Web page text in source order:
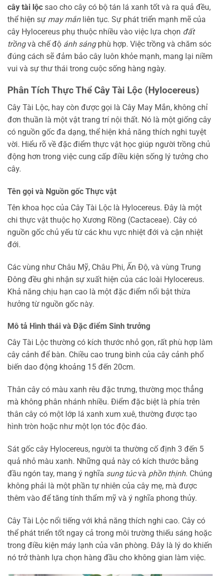
cây tài lộc sao cho cây có bộ tán lá xanh tốt và ra quả đều,
thể hiện sự may mắnliên tục. Sự phát triển mạnh mẽ của
cây Hylocereus phụ thuộc nhiều vào việc lựa chọn đất
trồngvà chế độ ánh sángphù hợp. Việc trồng và chăm sóc
đúng cách sẽ đảm bảo cây luôn khỏe mạnh, mang lại niềm
vui và sự thư thái trong cuộc sống hàng ngày.
Phân Tích Thực Thể Cây Tài Lộc (Hylocereus)
Cây Tài Lộc, hay còn được gọi là Cây May Mắn, không chỉ
đơn thuần là một vật trang trí nội thất. Nó là một giống cây
có nguồn gốc đa dạng, thể hiện khả năng thích nghi tuyệt
vời. Hiểu rõ về đặc điểm thực vật học giúp người trồng chủ
động hơn trong việc cung cấp điều kiện sống lý tưởng cho
cây.
Tên gọi và Nguồn gốc Thực vật
Tên khoa học của Cây Tài Lộc là Hylocereus. Đây là một
chi thực vật thuộc họ Xương Rồng (Cactaceae). Cây có
nguồn gốc chủ yếu từ các khu vực nhiệt đới và cận nhiệt
đới.
Các vùng như Châu Mỹ, Châu Phi, Ấn Độ, và vùng Trung
Đông đều ghi nhận sự xuất hiện của các loài Hylocereus.
Khả năng chịu hạn cao là một đặc điểm nổi bật thừa
hưởng từ nguồn gốc này.
Mô tả Hình thái và Đặc điểm Sinh trưởng
Cây Tài Lộc thường có kích thước nhỏ gọn, rất phù hợp làm
cây cảnh để bàn. Chiều cao trung bình của cây cảnh phổ
biến dao động khoảng 15 đến 20cm.
Thân cây có màu xanh rêu đặc trưng, thường mọc thẳng
mà không phân nhánh nhiều. Điểm đặc biệt là phía trên
thân cây có một lớp lá xanh xum xuê, thường được tạo
hình tròn hoặc như một lọn tóc độc đáo.
Sát gốc cây Hylocereus, người ta thường cố định 3 đến 5
quả nhỏ màu xanh. Những quả này có kích thước bằng
đầu ngón tay, mang ý nghĩa sung túcvà phồn thịnh. Chúng
không phải là một phần tự nhiên của cây mẹ, mà được
thêm vào để tăng tính thẩm mỹ và ý nghĩa phong thủy.
Cây Tài Lộc nổi tiếng với khả năng thích nghi cao. Cây có
thể phát triển tốt ngay cả trong môi trường thiếu sáng hoặc
trong điều kiện máy lạnh của văn phòng. Đây là lý do khiến
nó trở thành lựa chọn hàng đầu cho không gian làm việc.